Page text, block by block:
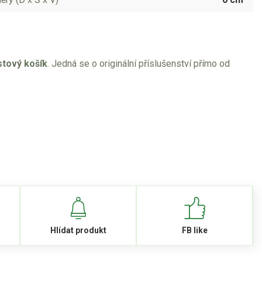
košík . Jedná se o originální příslušenství přímo od
Hlídat produkt FB like